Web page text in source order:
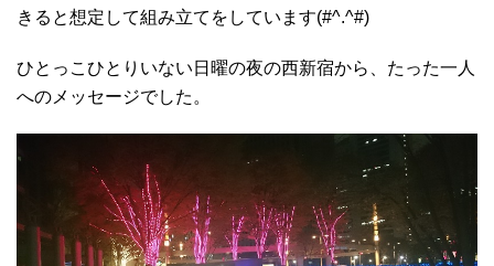
きると想定して組み立てをしています(#^.^#)
ひとっこひとりいない日曜の夜の西新宿から、たった一人
へのメッセージでした。